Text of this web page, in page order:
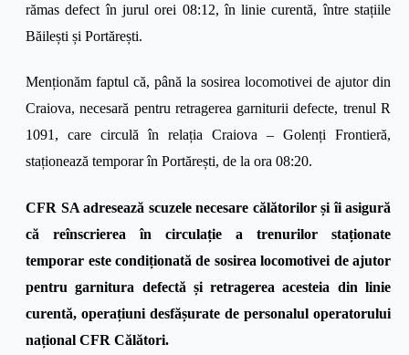
rămas defect în jurul orei 08:12, în linie curentă, între stațiile
Băilești și Portărești.
Menționăm faptul că, până la sosirea locomotivei de ajutor din
Craiova, necesară pentru retragerea garniturii defecte, trenul R
1091, care circulă în relația Craiova – Golenți Frontieră,
staționează temporar în Portărești, de la ora 08:20.
CFR SA adresează scuzele necesare călătorilor și îi asigură
că reînscrierea în circulație a trenurilor staționate
temporar este condiționată de sosirea locomotivei de ajutor
pentru garnitura defectă și retragerea acesteia din linie
curentă, operațiuni desfășurate de personalul operatorului
național CFR Călători.